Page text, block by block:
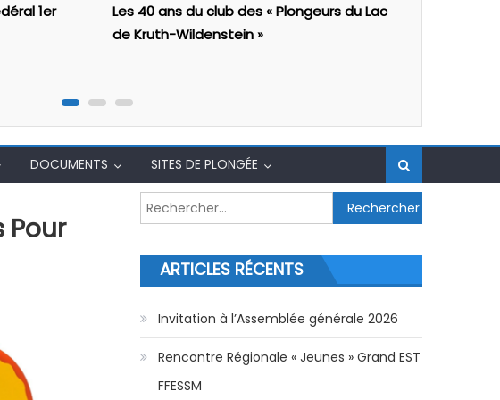
1er
Les 40 ans du club des « Plongeurs du Lac
de Kruth-Wildenstein »
DOCUMENTS SITES DE PLONGÉE
Pour
pour les Clubs 68
Rechercher :
ARTICLES RÉCENTS
Invitation à l’Assemblée générale 2026
Rencontre Régionale « Jeunes » Grand EST
FFESSM